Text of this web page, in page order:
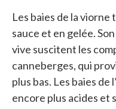
Les baies de la
sauce et en gelée.
vive suscitent les
canneberges, qui
plus bas. Les baies
encore plus acides et